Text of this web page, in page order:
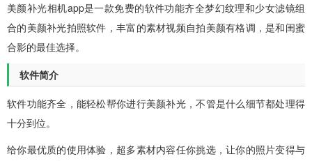
美颜补光相机app是一款免费的软件功能齐全梦幻纹理和少女滤镜组
合的美颜补光拍照软件，丰富的素材视频自拍美颜有格调，是和闺蜜
合影的最佳选择。
软件简介
软件功能齐全，能轻松帮你进行美颜补光，不管是什么细节都处理得
十分到位。
给你最优质的使用体验，超多素材内容任你挑选，让你的照片变得与